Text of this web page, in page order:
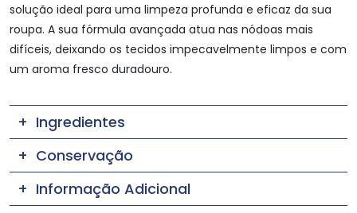
solução ideal para uma limpeza profunda e eficaz da sua
roupa. A sua fórmula avançada atua nas nódoas mais
difíceis, deixando os tecidos impecavelmente limpos e com
um aroma fresco duradouro.
Ingredientes
Conservação
Informação Adicional